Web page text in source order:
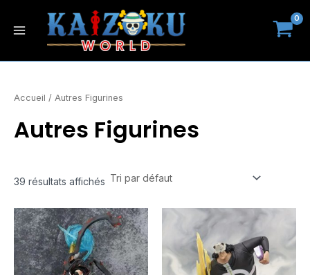
Menu
Accueil / Autres Figurines
Autres Figurines
39 résultats affichés